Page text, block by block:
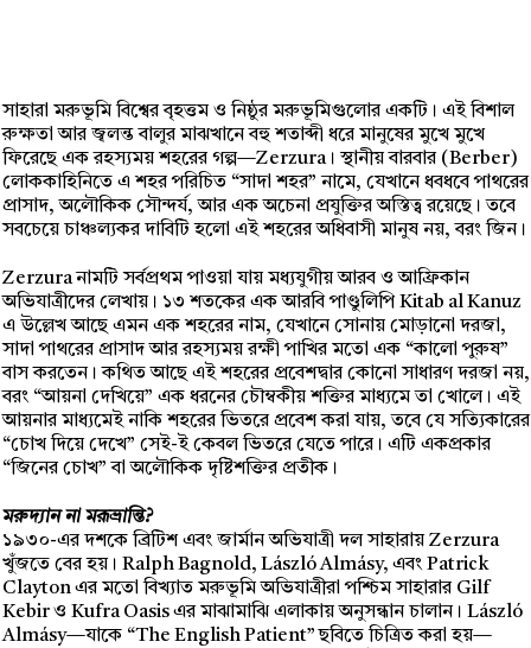
সাহারা মরুভূমি বিশ্বের বৃহত্তম ও নিষ্ঠুর মরুভূমিগুলোর একটি। এই বিশাল
রুক্ষতা আর জ্বলন্ত বালুর মাঝখানে বহু শতাব্দী ধরে মানুষের মুখে মুখে
ফিরেছে এক রহস্যময় শহরের গল্প—Zerzura। স্থানীয় বারবার (Berber)
লোককাহিনিতে এ শহর পরিচিত “সাদা শহর” নামে, যেখানে ধবধবে পাথরের
প্রাসাদ, অলৌকিক সৌন্দর্য, আর এক অচেনা প্রযুক্তির অস্তিত্ব রয়েছে। তবে
সবচেয়ে চাঞ্চল্যকর দাবিটি হলো এই শহরের অধিবাসী মানুষ নয়, বরং জিন।
Zerzura নামটি সর্বপ্রথম পাওয়া যায় মধ্যযুগীয় আরব ও আফ্রিকান
অভিযাত্রীদের লেখায়। ১৩ শতকের এক আরবি পাণ্ডুলিপি Kitab al Kanuz
এ উল্লেখ আছে এমন এক শহরের নাম, যেখানে সোনায় মোড়ানো দরজা,
সাদা পাথরের প্রাসাদ আর রহস্যময় রক্ষী পাখির মতো এক “কালো পুরুষ”
বাস করতেন। কথিত আছে এই শহরের প্রবেশদ্বার কোনো সাধারণ দরজা নয়,
বরং “আয়না দেখিয়ে” এক ধরনের চৌম্বকীয় শক্তির মাধ্যমে তা খোলে। এই
আয়নার মাধ্যমেই নাকি শহরের ভিতরে প্রবেশ করা যায়, তবে যে সত্যিকারের
“চোখ দিয়ে দেখে” সেই-ই কেবল ভিতরে যেতে পারে। এটি একপ্রকার
“জিনের চোখ” বা অলৌকিক দৃষ্টিশক্তির প্রতীক।
মরুদ্যান না মরূভ্রান্তি?
১৯৩০-এর দশকে ব্রিটিশ এবং জার্মান অভিযাত্রী দল সাহারায় Zerzura
খুঁজতে বের হয়। Ralph Bagnold, László Almásy, এবং Patrick
Clayton এর মতো বিখ্যাত মরুভূমি অভিযাত্রীরা পশ্চিম সাহারার Gilf
Kebir ও Kufra Oasis এর মাঝামাঝি এলাকায় অনুসন্ধান চালান। László
Almásy—যাকে “The English Patient” ছবিতে চিত্রিত করা হয়—